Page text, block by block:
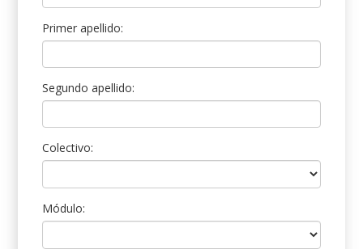
Primer apellido:
Segundo apellido:
Colectivo:
Módulo: